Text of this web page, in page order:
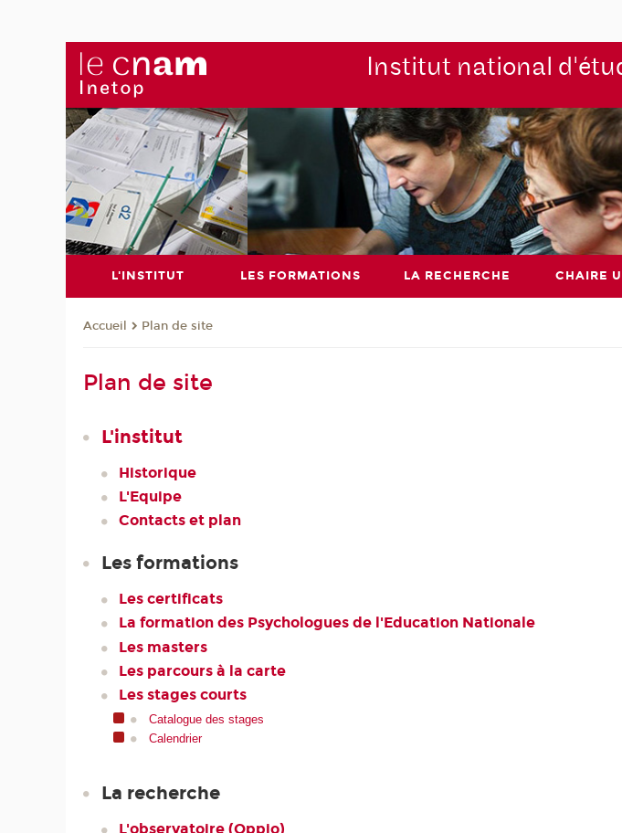
Institut national
L'INSTITUT LES FORMATIONS LA RECHERCHE CHAIRE
Accueil Plan de site
Plan de site
L'institut
Historique
L'Equipe
Contacts et plan
Les formations
Les certificats
La formation des Psychologues de l'Education Nationale
Les masters
Les parcours à la carte
Les stages courts
Catalogue des stages
Calendrier
La recherche
L'observatoire (Oppio)